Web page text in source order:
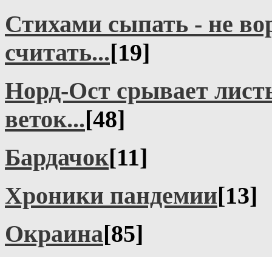
Стихами сыпать - не
считать...[19]
Норд-Ост срывает
веток...[48]
Бардачок[11]
Хроники пандемии[13]
Окраина[85]